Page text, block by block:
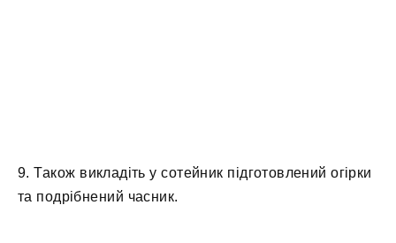
9. Також викладіть у сотейник підготовлений огірки
та подрібнений часник.